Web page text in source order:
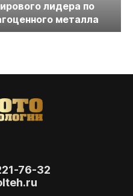
лидера по
металла
76-32